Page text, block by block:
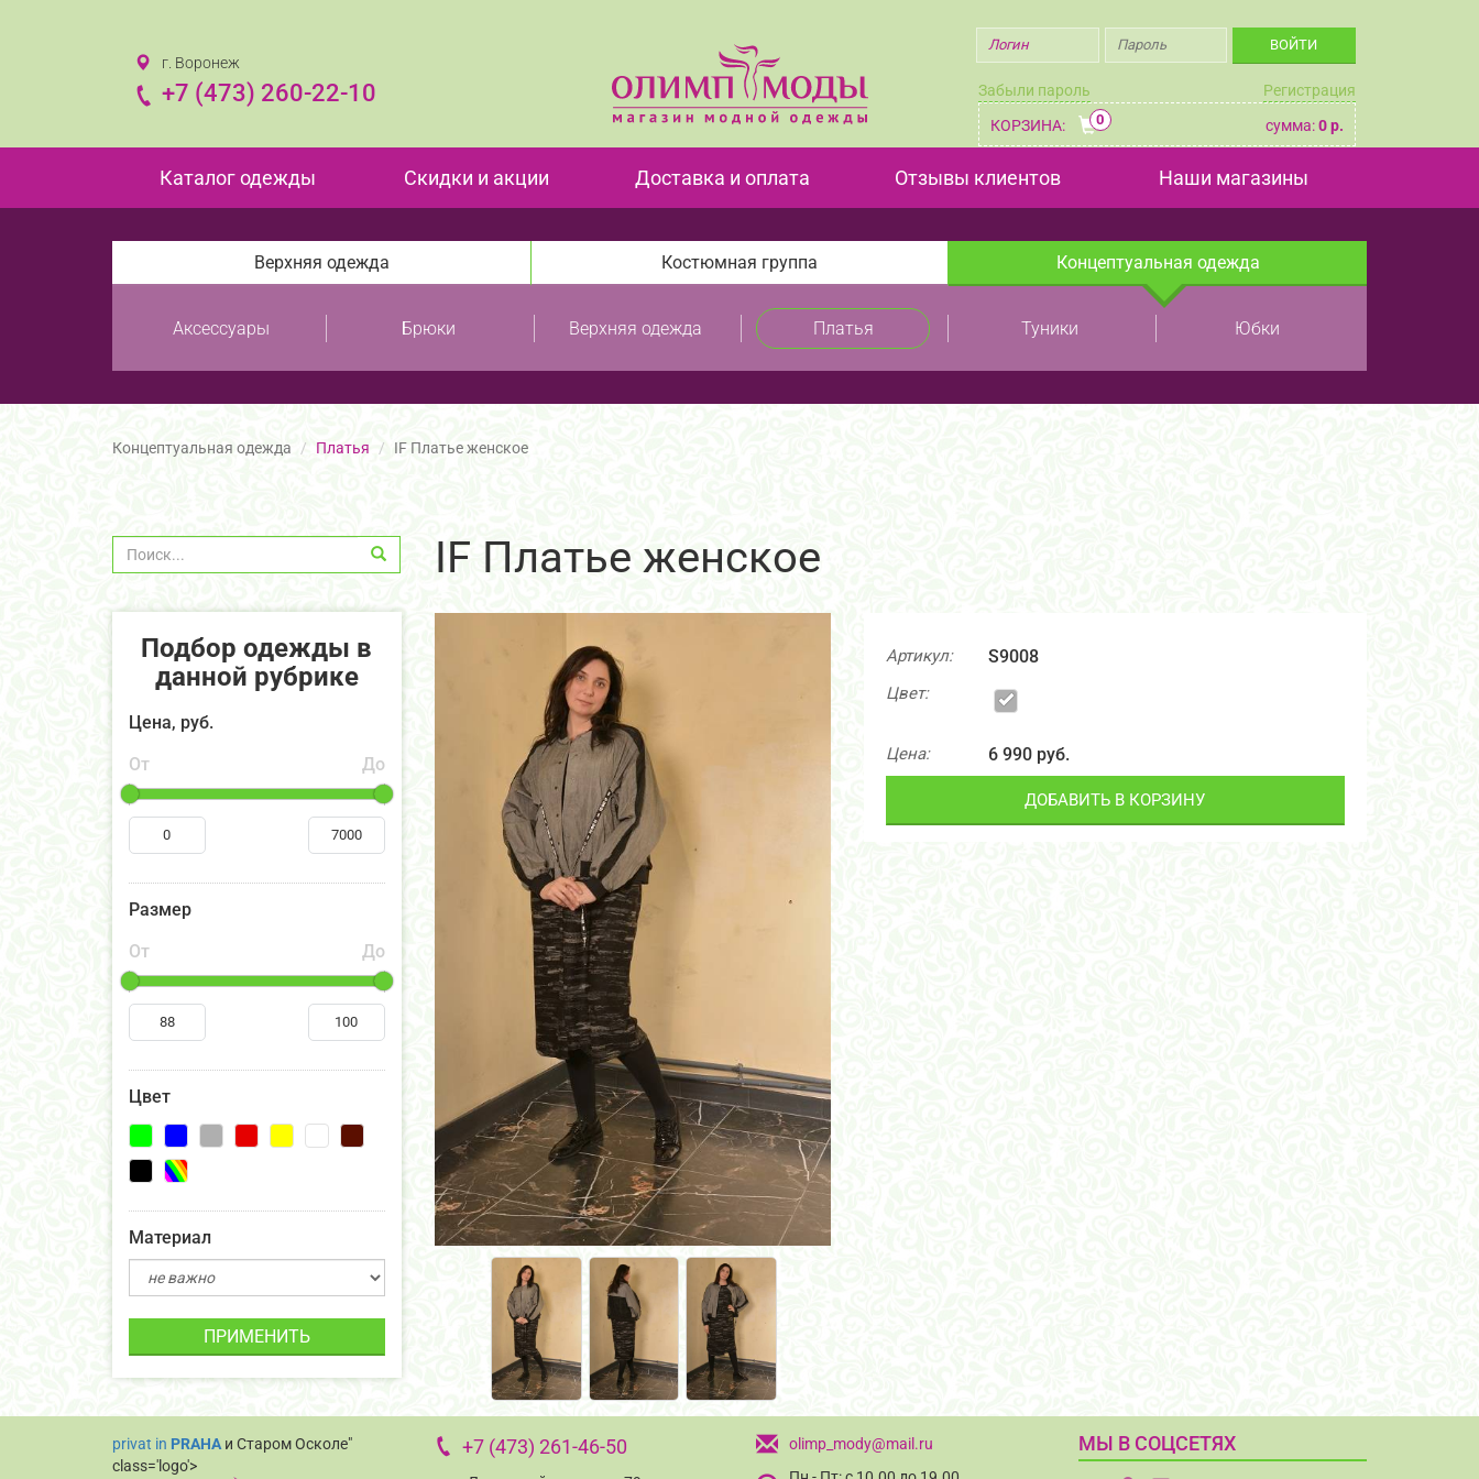
Забыли пароль Регистрация
0
КОРЗИНА: сумма:0 р.
г. Воронеж
+7 (473) 260-22-10
Каталог одежды Скидки и акции Доставка и оплата Отзывы клиентов Наши магазины
Верхняя одежда Костюмная группа Концептуальная одежда
Аксессуары Брюки Верхняя одежда Платья Туники Юбки
Концептуальная одежда Платья IF Платье женское
Подбор одежды в
данной рубрике
Цена, руб.
От
До
Размер
От
До
Цвет
Материал
ПРИМЕНИТЬ
IF Платье женское
Артикул: S9008
Цвет:
Цена: 6 990 руб.
ДОБАВИТЬ В КОРЗИНУ
privat in PRAHAи Старом Осколе"
class='logo'>
+7 (473) 261-46-50
olimp_mody@mail.ru
МЫ В СОЦСЕТЯХ